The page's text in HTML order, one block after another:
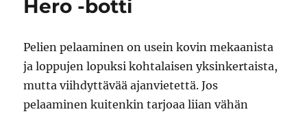
Hero -botti
Pelien pelaaminen on usein kovin mekaanista
ja loppujen lopuksi kohtalaisen yksinkertaista,
mutta viihdyttävää ajanvietettä. Jos
pelaaminen kuitenkin tarjoaa liian vähän